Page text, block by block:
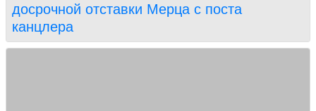
досрочной отставки Мерца с поста
канцлера